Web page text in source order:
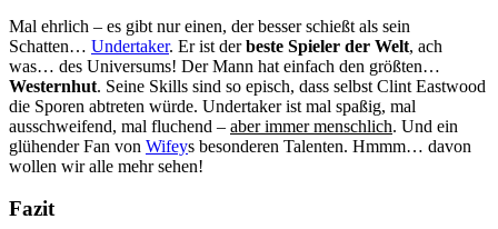
Mal ehrlich – es gibt nur einen, der besser schießt als sein
Schatten… Undertaker. Er ist derbeste Spieler der Welt, ach
was… des Universums! Der Mann hat einfach den größten…
Westernhut. Seine Skills sind so episch, dass selbst Clint Eastwood
die Sporen abtreten würde. Undertaker ist mal spaßig, mal
ausschweifend, mal fluchend – aber immer menschlich. Und ein
glühender Fan von Wifeys besonderen Talenten. Hmmm… davon
wollen wir alle mehr sehen!
Fazit